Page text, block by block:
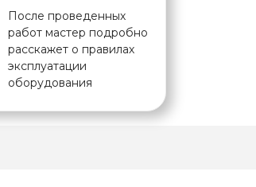
После проведенных
работ мастер подробно
расскажет о правилах
эксплуатации
оборудования